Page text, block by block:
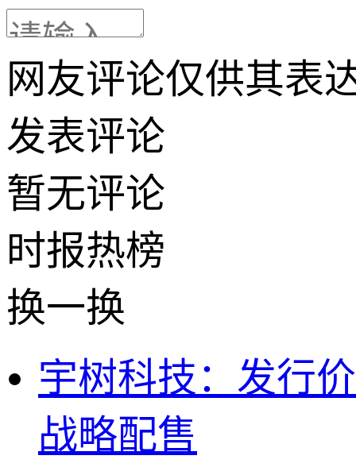
网友评论仅供其表
发表评论
暂无评论
时报热榜
换一换
宇树科技：发行
战略配售